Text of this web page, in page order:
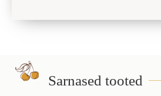
Sarnased tooted